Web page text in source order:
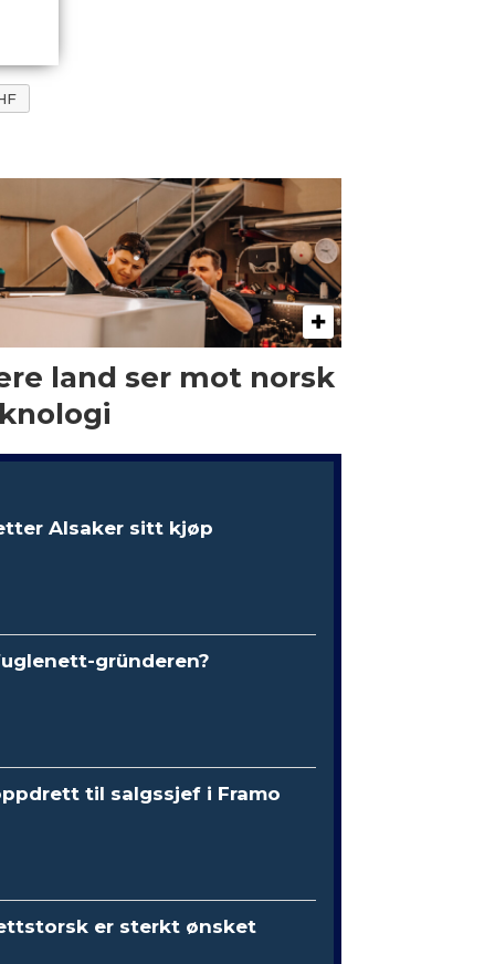
land ser mot norsk
Alsaker sitt kjøp
gründeren?
til salgssjef i Framo
er sterkt ønsket